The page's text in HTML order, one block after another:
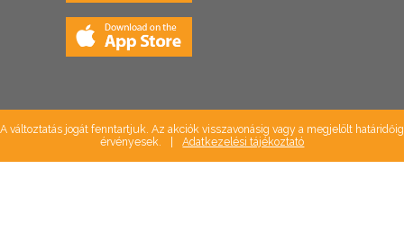
A változtatás jogát fenntartjuk. Az akciók visszavonásig vagy a megjelölt határidőig
érvényesek.
Adatkezelési tájékoztató